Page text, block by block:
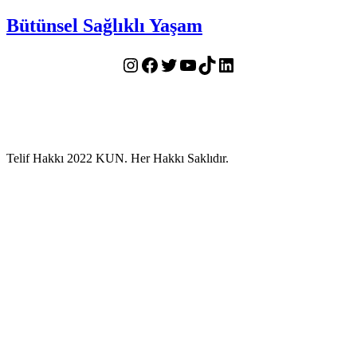
Bütünsel Sağlıklı Yaşam
Instagram
Facebook
Twitter
YouTube
TikTokLinkedIn
Telif Hakkı 2022 KUN. Her Hakkı Saklıdır.